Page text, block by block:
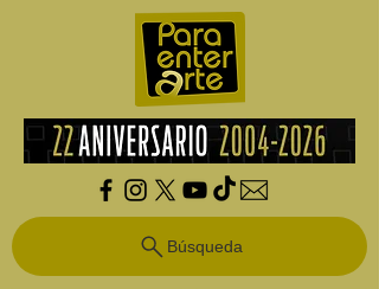
Búsqueda